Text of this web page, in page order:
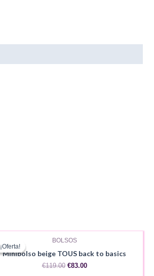
¡Oferta!
¡Oferta!
BOLSOS
Minibolso beige TOUS back to basics
€119.00 El
€83.00El